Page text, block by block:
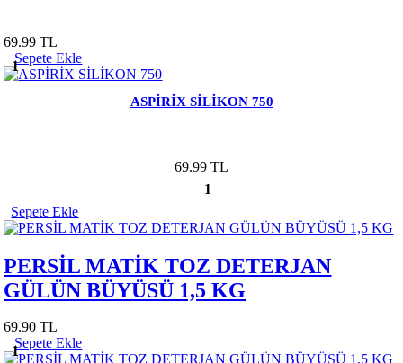
69.99 TL
1
Sepete Ekle
ASPİRİX SİLİKON 750
69.99 TL
1
Sepete Ekle
PERSİL MATİK TOZ DETERJAN
GÜLÜN BÜYÜSÜ 1,5 KG
69.90 TL
1
Sepete Ekle